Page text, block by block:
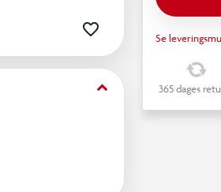
keyboard_arrow_down
Se
365 dages